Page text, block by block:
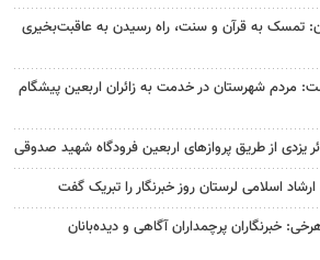
تمسک به قرآن و سنت، راه رسیدن به عاقبت‌بخیری
مردم شهرستان در خدمت به زائران اربعین پیشگام
اسلامی لرستان روز خبرنگار را تبریک گفت
خبرنگاران پرچمداران آگاهی و دیده‌بانان